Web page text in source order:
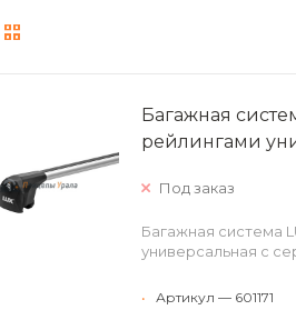
Багажная
рейлингами
Под заказ
Багажная система
универсальная с
•
Артикул — 601171